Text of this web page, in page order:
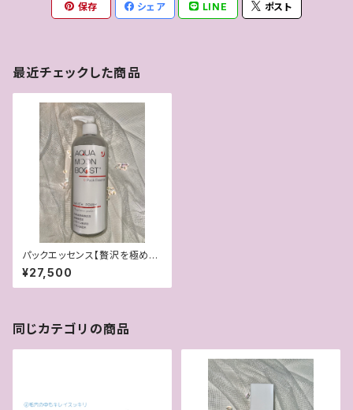
保存 シェア LINE ポスト
最近チェックした商品
パックエッセンス【贅沢を極めた
美容液パック】
¥27,500
同じカテゴリの商品